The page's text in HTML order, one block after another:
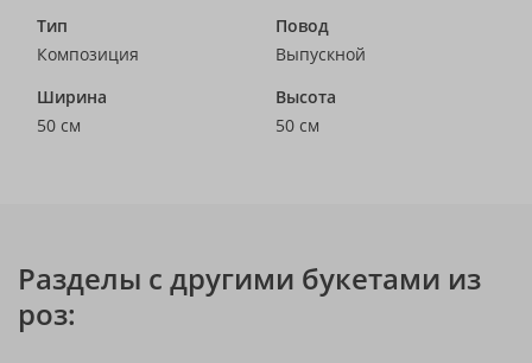
Тип
Композиция
Повод
Выпускной
Ширина
50 см
Высота
50 см
Разделы с другими букетами из
роз: